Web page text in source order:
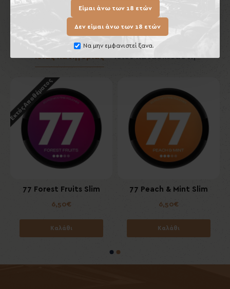
Είμαι άνω των 18 ετών
Δεν είμαι άνω των 18 ετών
Να μην εμφανιστεί ξανα.
Καλάθι
Ίδιας Κατηγορίας Ίδιου Κατασκευαστή
Εκτός Αποθέματος
77 Forest Fruits Slim
6,50€
Καλάθι
77 Peach & Mint Slim
6,50€
Καλάθι